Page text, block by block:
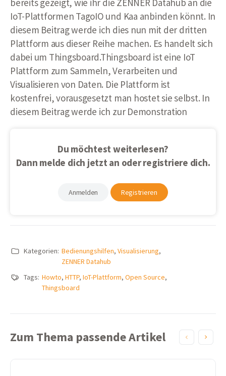
bereits gezeigt, wie ihr die ZENNER Datahub an die
IoT-Plattformen TagoIO und Kaa anbinden könnt. In
diesem Beitrag werde ich dies nun mit der dritten
Plattform aus dieser Reihe machen. Es handelt sich
dabei um Thingsboard.Thingsboard ist eine IoT
Plattform zum Sammeln, Verarbeiten und
Visualisieren von Daten. Die Plattform ist
kostenfrei, vorausgesetzt man hostet sie selbst. In
diesem Beitrag werde ich zur Demonstration
Du möchtest weiterlesen?
Dann melde dich jetzt an oder registriere dich.
Anmelden Registrieren
Kategorien: Bedienungshilfen, Visualisierung,
ZENNER Datahub
Tags: Howto, HTTP, IoT-Plattform, Open Source,
Thingsboard
Zum Thema passende Artikel